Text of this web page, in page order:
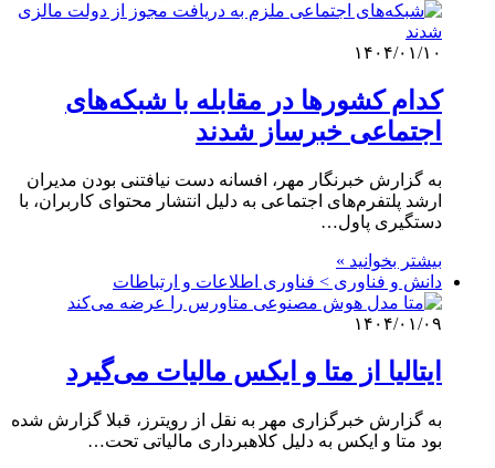
۱۴۰۴/۰۱/۱۰
کدام کشورها در مقابله با شبکه‌های
اجتماعی خبرساز شدند
به گزارش خبرنگار مهر، افسانه دست نیافتنی بودن مدیران
ارشد پلتفرم‌های اجتماعی به دلیل انتشار محتوای کاربران، با
دستگیری پاول…
بیشتر بخوانید »
دانش و فناوری > فناوری اطلاعات و ارتباطات
۱۴۰۴/۰۱/۰۹
ایتالیا از متا و ایکس مالیات می‌گیرد
به گزارش خبرگزاری مهر به نقل از رویترز، قبلا گزارش شده
بود متا و ایکس به دلیل کلاهبرداری مالیاتی تحت…